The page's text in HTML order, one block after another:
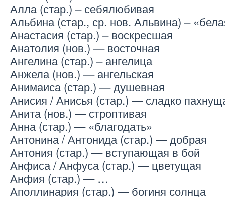
Алла (стар.) – себялюбивая
Альбина (стар., ср. нов. Альвина) –
Анастасия (стар.) – воскресшая
Анатолия (нов.) — восточная
Ангелина (стар.) – ангелица
Анжела (нов.) — ангельская
Анимаиса (стар.) — душевная
Анисия / Анисья (стар.) — сладко
Анита (нов.) — строптивая
Анна (стар.) — «благодать»
Антонина / Антонида (стар.) — добрая
Антония (стар.) — вступающая в бой
Анфиса / Анфуса (стар.) — цветущая
Анфия (стар.) — …
Аполлинария (стар.) — богиня солнца